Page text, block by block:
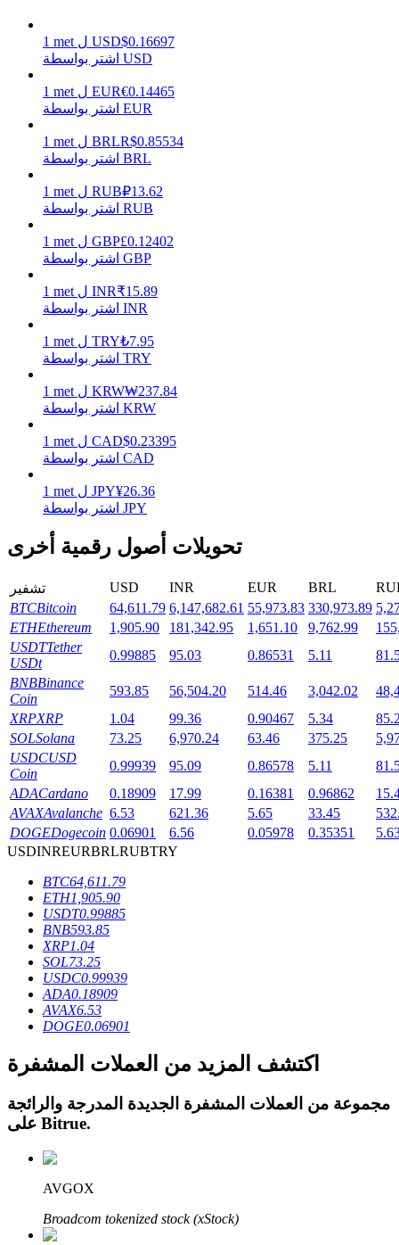
يكسب
خنزير الطاقة
احصل على مكافآت تنافسية يوميًا
التوقيع المساحي
عوائد عالية والوصول الفوري
Launchpool
الرهان المرن لكسب العملات الرقمية الشهيرة
القروض
خدمة الاقتراض المدعومة بالعملات المشفرة
1 met ل USD$0.16697
اشتر بواسطة USD
1 met ل EUR€0.14465
اشتر بواسطة EUR
1 met ل BRLR$0.85534
اشتر بواسطة BRL
1 met ل RUB₽13.62
اشتر بواسطة RUB
1 met ل GBP£0.12402
اشتر بواسطة GBP
1 met ل INR₹15.89
اشتر بواسطة INR
1 met ل TRY₺7.95
اشتر بواسطة TRY
1 met ل KRW₩237.84
اشتر بواسطة KRW
1 met ل CAD$0.23395
اشتر بواسطة CAD
1 met ل JPY¥26.36
اشتر بواسطة JPY
تحويلات أصول رقمية أخرى
تشفير USD INR EUR BRL
BTCBitcoin 64,611.79 6,147,682.61 55,973.83 330,973.89
ETHEthereum 1,905.90 181,342.95 1,651.10 9,762.99
USDTTether
USDt
0.99885 95.03 0.86531 5.11
BNBBinance
Coin
593.85 56,504.20 514.46 3,042.02
XRPXRP 1.04 99.36 0.90467 5.34
SOLSolana 73.25 6,970.24 63.46 375.25
USDCUSD
Coin
0.99939 95.09 0.86578 5.11
ADACardano 0.18909 17.99 0.16381 0.96862
AVAXAvalanche 6.53 621.36 5.65 33.45
DOGEDogecoin 0.06901 6.56 0.05978 0.35351
USDINREURBRLRUBTRY
BTC64,611.79
ETH1,905.90
USDT0.99885
BNB593.85
XRP1.04
SOL73.25
USDC0.99939
ADA0.18909
AVAX6.53
DOGE0.06901
اكتشف المزيد من العملات المشفرة
مجموعة من العملات المشفرة الجديدة المدرجة والرائجة
Bitrue.
AVGOX
Broadcom tokenized stock (xStock)